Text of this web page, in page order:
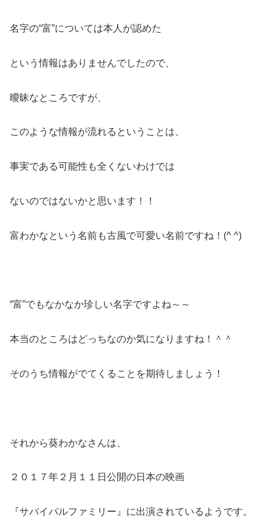
名字の“富”については本人が認めた
という情報はありませんでしたので、
曖昧なところですが、
このような情報が流れるということは、
事実である可能性も全くないわけでは
ないのではないかと思います！！
富わかなという名前も古風で可愛い名前ですね！(^ ^)
“富”でもなかなか珍しい名字ですよね～～
本当のところはどっちなのか気になりますね！＾＾
そのうち情報がでてくることを期待しましょう！
それから葵わかなさんは、
２０１７年２月１１日公開の日本の映画
『サバイバルファミリー』に出演されているようです。